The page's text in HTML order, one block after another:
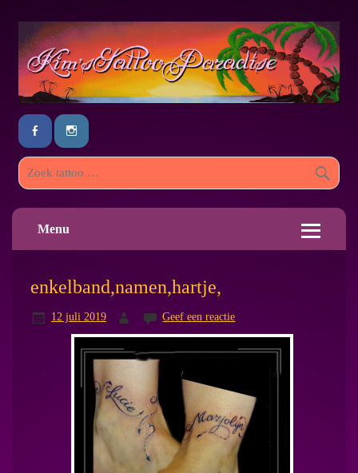
Menu
enkelband,namen,hartje,
12 juli 2019 Geef een reactie